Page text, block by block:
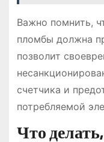
Важно помнить,
пломбы должна
позволит
счетчика и
потребляемой
Что